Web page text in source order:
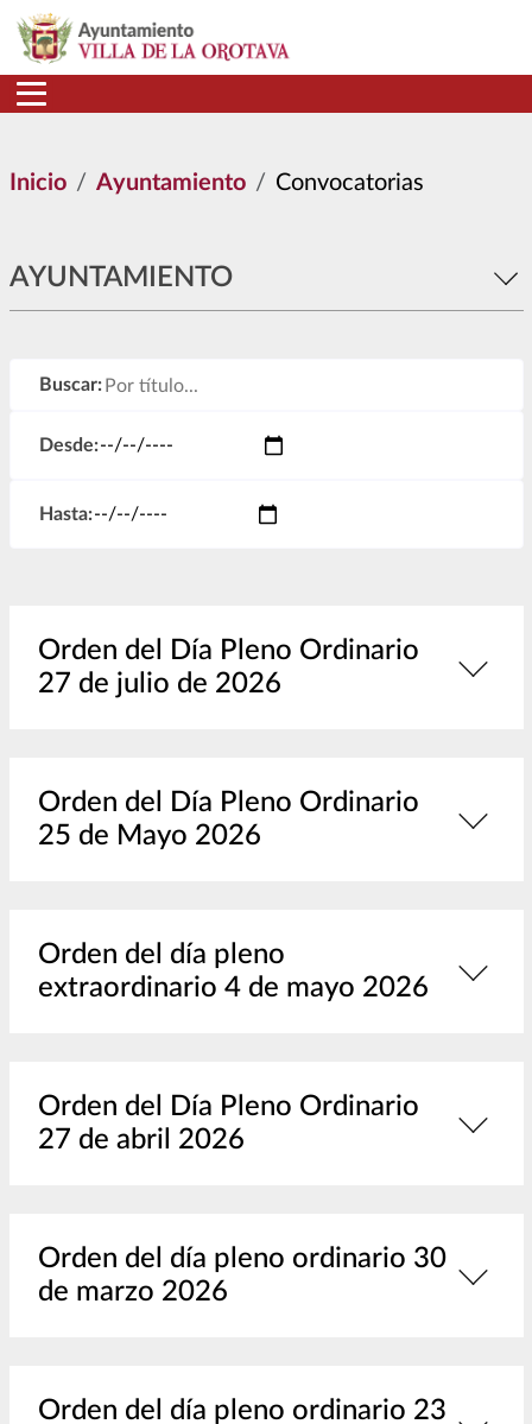
Pasar al contenido principal
Inicio Ayuntamiento Convocatorias
AYUNTAMIENTO
Buscar:
Desde:
Hasta:
Orden del Día Pleno Ordinario
27 de julio de 2026
Orden del Día Pleno Ordinario
25 de Mayo 2026
Orden del día pleno
extraordinario 4 de mayo 2026
Orden del Día Pleno Ordinario
27 de abril 2026
Orden del día pleno ordinario 30
de marzo 2026
Orden del día pleno ordinario 23